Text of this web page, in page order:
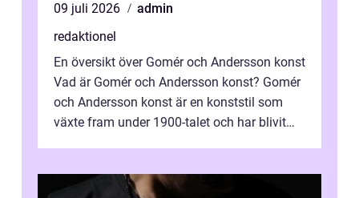
09 juli 2026
admin
redaktionel
En översikt över Gomér och Andersson konst
Vad är Gomér och Andersson konst? Gomér
och Andersson konst är en konststil som
växte fram under 1900-talet och har blivit